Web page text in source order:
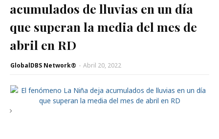
acumulados de lluvias en un día
que superan la media del mes de
abril en RD
GlobalDBS Network® - Abril 20, 2022